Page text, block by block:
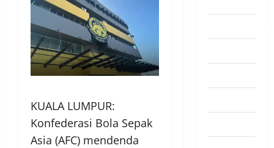
KUALA LUMPUR:
Konfederasi Bola Sepak
Asia (AFC) mendenda